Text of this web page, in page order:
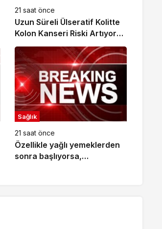
21 saat önce
Uzun Süreli Ülseratif Kolitte
Kolon Kanseri Riski Artıyor
mu?
Sağlık
21 saat önce
Özellikle yağlı yemeklerden
sonra başlıyorsa,